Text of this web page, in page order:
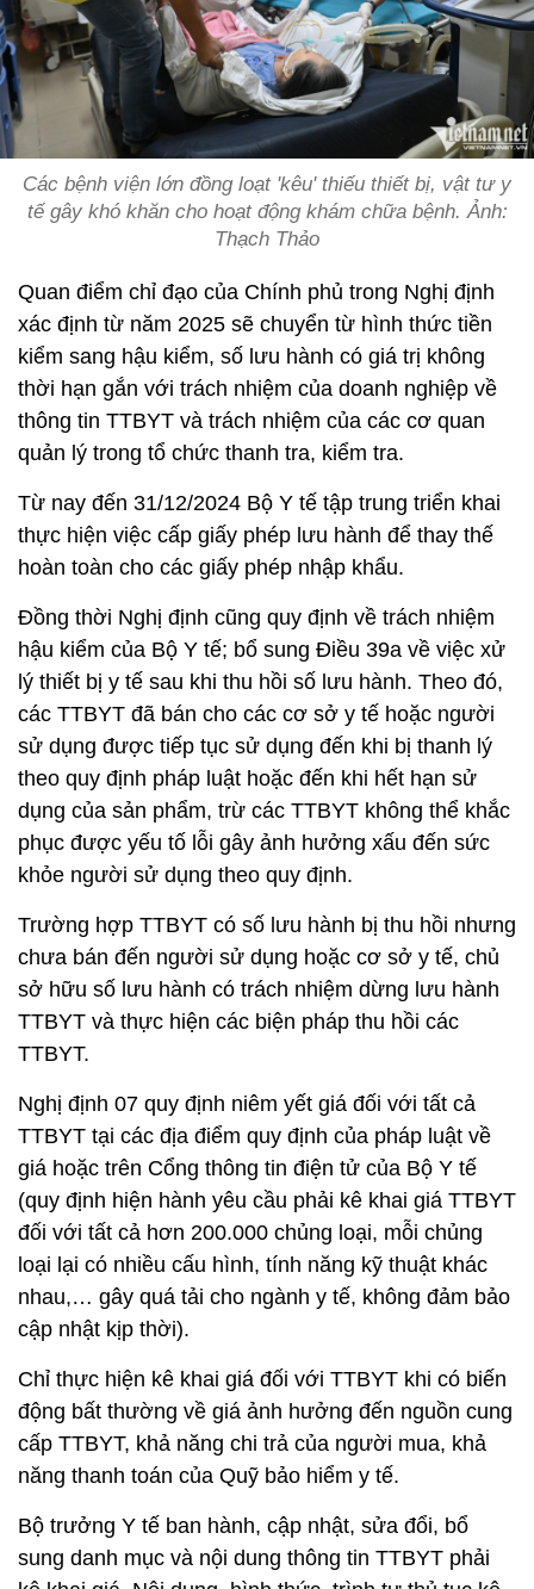
Các bệnh viện lớn đồng loạt 'kêu' thiếu thiết bị, vật tư y
tế gây khó khăn cho hoạt động khám chữa bệnh. Ảnh:
Thạch Thảo
Quan điểm chỉ đạo của Chính phủ trong Nghị định
xác định từ năm 2025 sẽ chuyển từ hình thức tiền
kiểm sang hậu kiểm, số lưu hành có giá trị không
thời hạn gắn với trách nhiệm của doanh nghiệp về
thông tin TTBYT và trách nhiệm của các cơ quan
quản lý trong tổ chức thanh tra, kiểm tra.
Từ nay đến 31/12/2024 Bộ Y tế tập trung triển khai
thực hiện việc cấp giấy phép lưu hành để thay thế
hoàn toàn cho các giấy phép nhập khẩu.
Đồng thời Nghị định cũng quy định về trách nhiệm
hậu kiểm của Bộ Y tế; bổ sung Điều 39a về việc xử
lý thiết bị y tế sau khi thu hồi số lưu hành. Theo đó,
các TTBYT đã bán cho các cơ sở y tế hoặc người
sử dụng được tiếp tục sử dụng đến khi bị thanh lý
theo quy định pháp luật hoặc đến khi hết hạn sử
dụng của sản phẩm, trừ các TTBYT không thể khắc
phục được yếu tố lỗi gây ảnh hưởng xấu đến sức
khỏe người sử dụng theo quy định.
Trường hợp TTBYT có số lưu hành bị thu hồi nhưng
chưa bán đến người sử dụng hoặc cơ sở y tế, chủ
sở hữu số lưu hành có trách nhiệm dừng lưu hành
TTBYT và thực hiện các biện pháp thu hồi các
TTBYT.
Nghị định 07 quy định niêm yết giá đối với tất cả
TTBYT tại các địa điểm quy định của pháp luật về
giá hoặc trên Cổng thông tin điện tử của Bộ Y tế
(quy định hiện hành yêu cầu phải kê khai giá TTBYT
đối với tất cả hơn 200.000 chủng loại, mỗi chủng
loại lại có nhiều cấu hình, tính năng kỹ thuật khác
nhau,… gây quá tải cho ngành y tế, không đảm bảo
cập nhật kịp thời).
Chỉ thực hiện kê khai giá đối với TTBYT khi có biến
động bất thường về giá ảnh hưởng đến nguồn cung
cấp TTBYT, khả năng chi trả của người mua, khả
năng thanh toán của Quỹ bảo hiểm y tế.
Bộ trưởng Y tế ban hành, cập nhật, sửa đổi, bổ
sung danh mục và nội dung thông tin TTBYT phải